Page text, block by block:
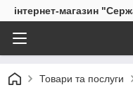
інтернет-магазин
Товари та послуги